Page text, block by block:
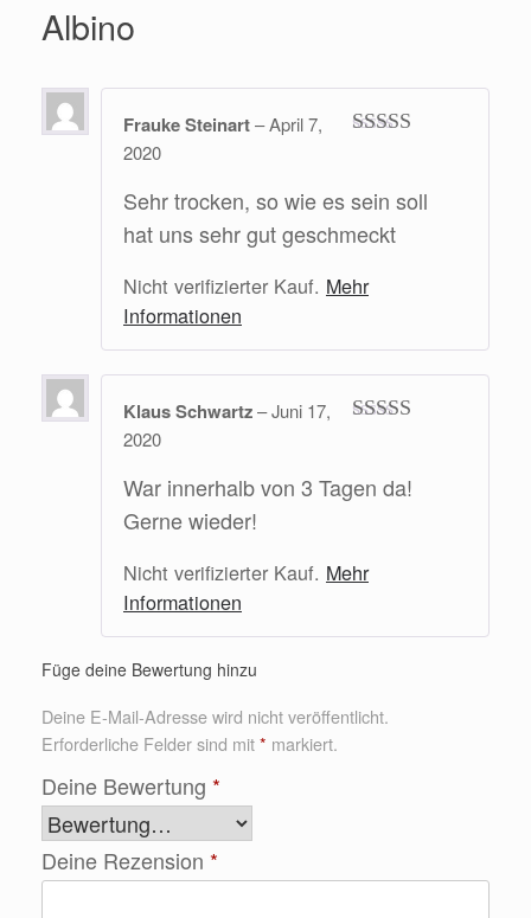
Albino
Frauke Steinart–April 7,
2020
Sehr trocken, so wie es sein soll
hat uns sehr gut geschmeckt
Nicht verifizierter Kauf. Mehr
Informationen
Klaus Schwartz–Juni 17,
2020
War innerhalb von 3 Tagen da!
Gerne wieder!
Nicht verifizierter Kauf. Mehr
Informationen
Füge deine Bewertung hinzu
Deine E-Mail-Adresse wird nicht veröffentlicht.
Erforderliche Felder sind mit* markiert.
Deine Bewertung *
Deine Rezension *